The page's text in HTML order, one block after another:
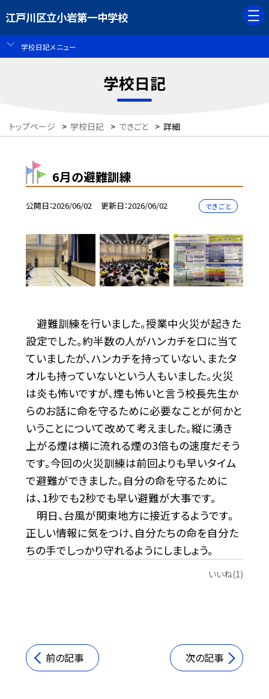
江戸川区立小岩第一中学校
学校日記メニュー
学校日記
トップページ > 学校日記 > できごと > 詳細
6月の避難訓練
公開日 2026/06/02 更新日 2026/06/02 できごと
避難訓練を行いました。授業中火災が起きた
設定でした。約半数の人がハンカチを口に当て
ていましたが、ハンカチを持っていない、またタ
オルも持っていないという人もいました。火災
は炎も怖いですが、煙も怖いと言う校長先生か
らのお話に命を守るために必要なことが何かと
いうことについて改めて考えました。縦に湧き
上がる煙は横に流れる煙の3倍もの速度だそう
です。今回の火災訓練は前回よりも早いタイム
で避難ができました。自分の命を守るために
は、1秒でも2秒でも早い避難が大事です。
明日、台風が関東地方に接近するようです。
正しい情報に気をつけ、自分たちの命を自分た
ちの手でしっかり守れるようにしましょう。
いいね(1)
前の記事 次の記事